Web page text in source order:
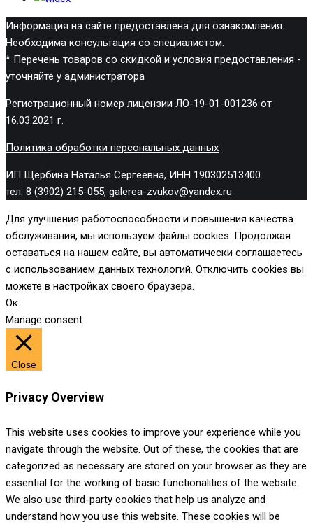
Информация на сайте предоставлена для ознакомления.
Необходима консультация со специалистом.
* Перечень товаров со скидкой и условия предоставления -
уточняйте у администратора
Регистрационный номер лицензии ЛО-19-01-001236 от
16.03.2021 г.
Политика обработки персональных данных
ИП Щербина Наталья Сергеевна, ИНН 190302513400
тел: 8 (3902) 215-055, galerea-zvukov@yandex.ru
Для улучшения работоспособности и повышения качества
обслуживания, мы используем файлы cookies. Продолжая
оставаться на нашем сайте, вы автоматически соглашаетесь
с использованием данных технологий. Отключить cookies вы
можете в настройках своего браузера.
Ок
Manage consent
Close
Privacy Overview
This website uses cookies to improve your experience while you
navigate through the website. Out of these, the cookies that are
categorized as necessary are stored on your browser as they are
essential for the working of basic functionalities of the website.
We also use third-party cookies that help us analyze and
understand how you use this website. These cookies will be